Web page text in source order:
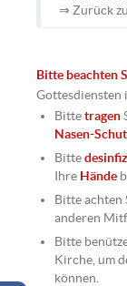
⇒ Zurück
Bitte beachten
Gottesdiensten
Bittetragen
Nasen-
Bitte
Ihre Hände
Bitte achten
anderen
Bitte
Kirche, um
können.